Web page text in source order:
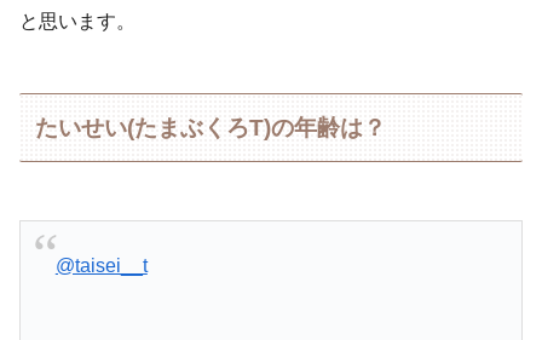
と思います。
たいせい(たまぶくろT)の年齢は？
@taisei__t